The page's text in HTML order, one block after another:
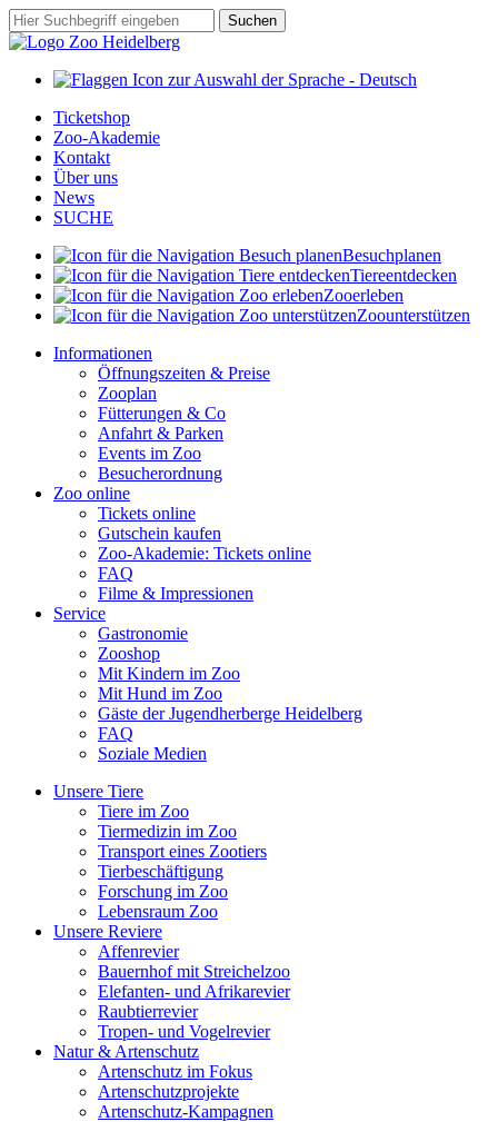
Zum
Hauptinhalt
springen
Suchbegriff Suchen
Ticketshop
Zoo-Akademie
Kontakt
Über uns
News
SUCHE
Besuchplanen
Tiereentdecken
Zooerleben
Zoounterstützen
Informationen
Öffnungszeiten & Preise
Zooplan
Fütterungen & Co
Anfahrt & Parken
Events im Zoo
Besucherordnung
Zoo online
Tickets online
Gutschein kaufen
Zoo-Akademie: Tickets online
FAQ
Filme & Impressionen
Service
Gastronomie
Zooshop
Mit Kindern im Zoo
Mit Hund im Zoo
Gäste der Jugendherberge Heidelberg
FAQ
Soziale Medien
Unsere Tiere
Tiere im Zoo
Tiermedizin im Zoo
Transport eines Zootiers
Tierbeschäftigung
Forschung im Zoo
Lebensraum Zoo
Unsere Reviere
Affenrevier
Bauernhof mit Streichelzoo
Elefanten- und Afrikarevier
Raubtierrevier
Tropen- und Vogelrevier
Natur & Artenschutz
Artenschutz im Fokus
Artenschutzprojekte
Artenschutz-Kampagnen